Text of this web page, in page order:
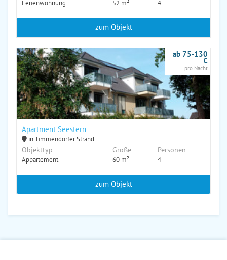
Ferienwohnung 52 m² 4
zum Objekt
Apartment Seestern
in Timmendorfer Strand
Objekttyp
Appartement
Größe
60 m²
Personen
4
ab 75-130
€
pro Nacht
zum Objekt